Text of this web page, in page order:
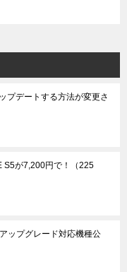
プデートする方法が変更さ
が7,200円で！
（225
ップグレード対応機種公